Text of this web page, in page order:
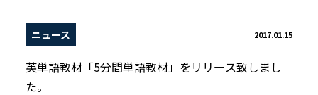
ニュース 2017.01.15
英単語教材「5分間単語教材」をリリース致しまし
た。